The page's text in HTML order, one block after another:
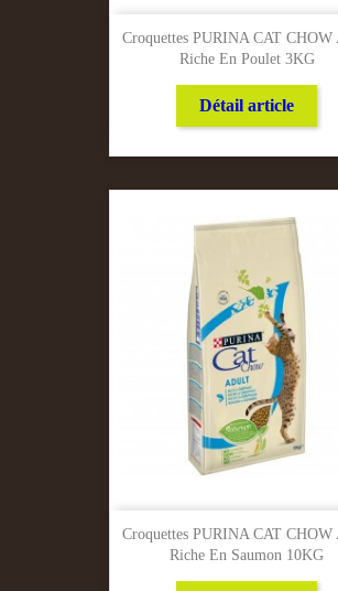
Croquettes PURINA CAT CHOW
Riche En Poulet 3KG
Détail article
Croquettes PURINA CAT CHOW
Riche En Saumon 10KG